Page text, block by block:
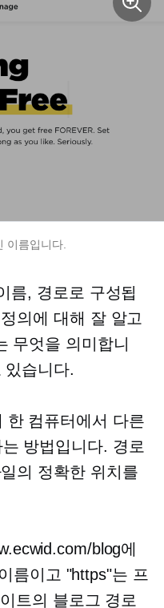
이름입니다.
름, 경로로 구성됩
의에 대해 잘 알고
무엇을 의미합니
있습니다.
한 컴퓨터에서 다른
방법입니다. 경로
의 정확한 위치를
blog에
름이고 "https"는 프
트의 블로그 경로